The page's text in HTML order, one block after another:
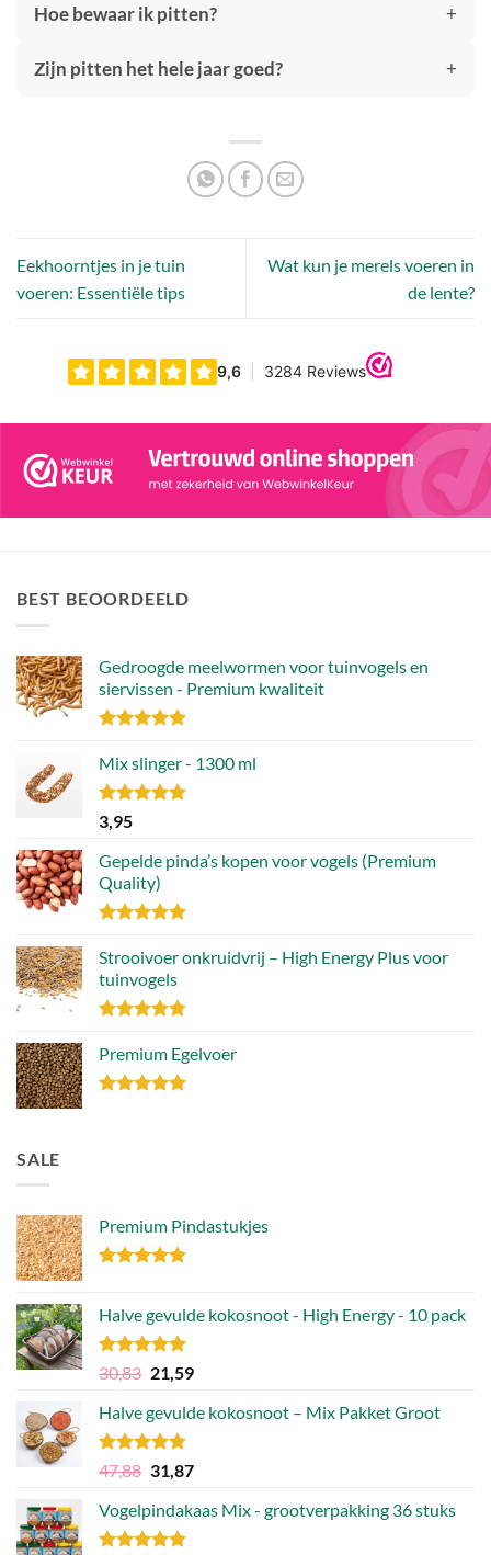
Hoe bewaar ik pitten?
Zijn pitten het hele jaar goed?
Eekhoorntjes in je tuin
voeren: Essentiële tips
Wat kun je merels voeren in
de lente?
BEST BEOORDEELD
Gedroogde meelwormen voor tuinvogels en
siervissen - Premium kwaliteit
4.88uit 5
Mix slinger - 1300 ml
Gewaardeerd
4.79
3,95
Gepelde pinda’s kopen voor vogels (Premium
Quality)
4.89uit 5
Strooivoer onkruidvrij – High Energy Plus voor
tuinvogels
4.77uit 5
Premium Egelvoer
SALE
Premium Pindastukjes
Halve gevulde kokosnoot - High Energy - 10 pack
Gewaardeerd
4.92
uit 5
30,83 Oorspronkelijke
was:
30,83.
21,59Huidige
is:
Halve gevulde kokosnoot – Mix Pakket Groot
Gewaardeerd
4.75
uit 5
47,88 Oorspronkelijke
was:
47,88.
31,87Huidige
is:
Vogelpindakaas Mix - grootverpakking 36 stuks